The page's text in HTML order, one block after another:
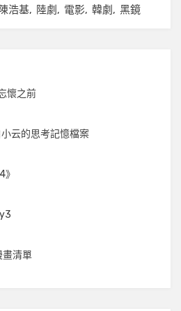
陳浩基 陸劇 電影 韓劇 黑鏡
懷之前
云的思考記憶檔案
清單